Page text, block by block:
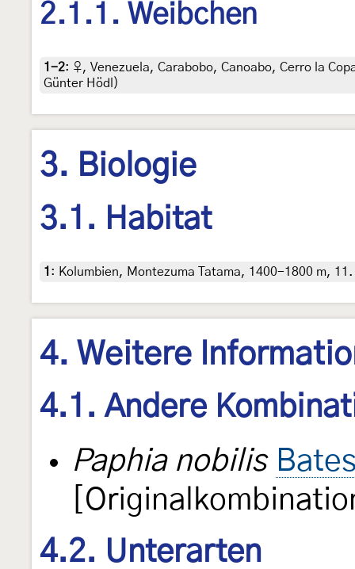
2.1.1. Weibchen
1-2: ♀, Venezuela, Carabobo, Canoabo, Cerro la
Günter Hödl)
3. Biologie
3.1. Habitat
1 : Kolumbien, Montezuma Tatama, 1400-1800 m,
4. Weitere
4.1. Andere
Paphia nobilis
4.2. Unterarten